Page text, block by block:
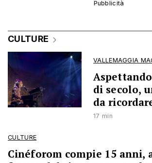
CULTURE
VALLEMAGGIA
di secolo,
da
17 min
CULTURE
Cinéforom compie 15 anni,